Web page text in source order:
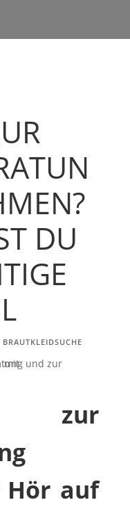
DU
BRAUTKLEIDSUCHE
Hör auf